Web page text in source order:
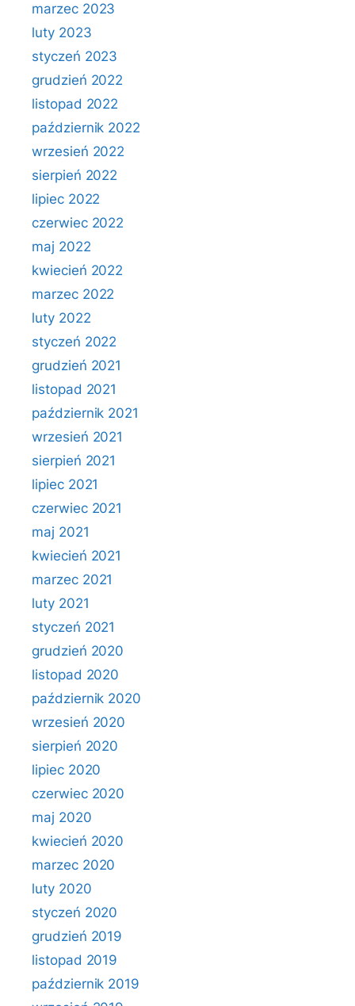
marzec 2023
luty 2023
styczeń 2023
grudzień 2022
listopad 2022
październik 2022
wrzesień 2022
sierpień 2022
lipiec 2022
czerwiec 2022
maj 2022
kwiecień 2022
marzec 2022
luty 2022
styczeń 2022
grudzień 2021
listopad 2021
październik 2021
wrzesień 2021
sierpień 2021
lipiec 2021
czerwiec 2021
maj 2021
kwiecień 2021
marzec 2021
luty 2021
styczeń 2021
grudzień 2020
listopad 2020
październik 2020
wrzesień 2020
sierpień 2020
lipiec 2020
czerwiec 2020
maj 2020
kwiecień 2020
marzec 2020
luty 2020
styczeń 2020
grudzień 2019
listopad 2019
październik 2019